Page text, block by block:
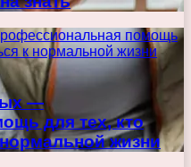
помощь
к нормальной жизни
—
для тех, кто
жизни